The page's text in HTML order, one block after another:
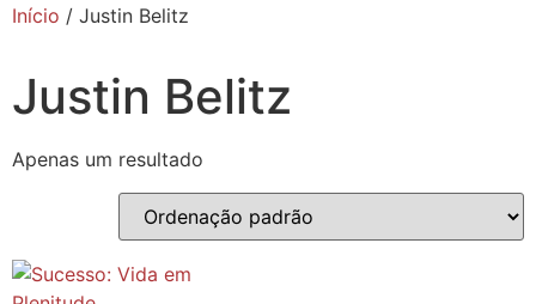
Início / Justin Belitz
Justin Belitz
Apenas um resultado